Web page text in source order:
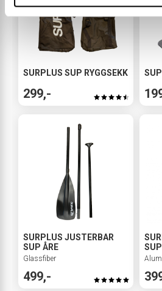
SURPLUS SUP RYGGSEKK
299,-
SURPLUS JUSTERBAR
SUP ÅRE
Glassfiber
499,-